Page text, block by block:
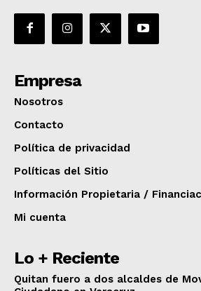
Empresa
Nosotros
Contacto
Política de privacidad
Políticas del Sitio
Información Propietaria /
Mi cuenta
Lo + Reciente
Quitan fuero a dos alcaldes de